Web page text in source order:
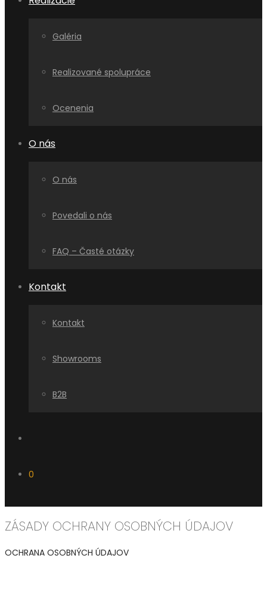
Galéria
Realizované spolupráce
Ocenenia
O nás
O nás
Povedali o nás
FAQ – Časté otázky
Kontakt
Kontakt
Showrooms
B2B
0
ZÁSADY OCHRANY OSOBNÝCH ÚDAJOV
OCHRANA OSOBNÝCH ÚDAJOV